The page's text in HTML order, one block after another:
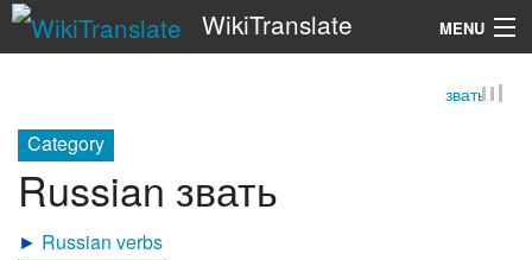
WikiTranslate MENU
звать
Category
Russian звать
► Russian verbs